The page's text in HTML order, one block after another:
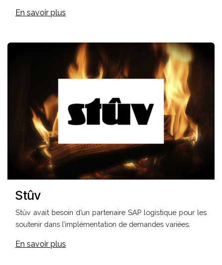
En savoir plus
Stûv
Stûv avait besoin d’un partenaire SAP logistique pour les
soutenir dans l’implémentation de demandes variées.
En savoir plus